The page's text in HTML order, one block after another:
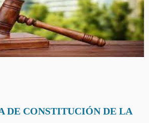
DE CONSTITUCIÓN DE LA